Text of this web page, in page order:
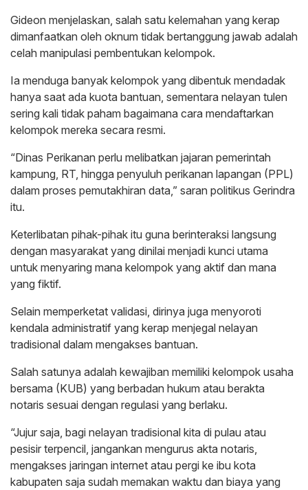
Gideon menjelaskan, salah satu kelemahan yang kerap
dimanfaatkan oleh oknum tidak bertanggung jawab adalah
celah manipulasi pembentukan kelompok.
Ia menduga banyak kelompok yang dibentuk mendadak
hanya saat ada kuota bantuan, sementara nelayan tulen
sering kali tidak paham bagaimana cara mendaftarkan
kelompok mereka secara resmi.
“Dinas Perikanan perlu melibatkan jajaran pemerintah
kampung, RT, hingga penyuluh perikanan lapangan (PPL)
dalam proses pemutakhiran data,” saran politikus Gerindra
itu.
Keterlibatan pihak-pihak itu guna berinteraksi langsung
dengan masyarakat yang dinilai menjadi kunci utama
untuk menyaring mana kelompok yang aktif dan mana
yang fiktif.
Selain memperketat validasi, dirinya juga menyoroti
kendala administratif yang kerap menjegal nelayan
tradisional dalam mengakses bantuan.
Salah satunya adalah kewajiban memiliki kelompok usaha
bersama (KUB) yang berbadan hukum atau berakta
notaris sesuai dengan regulasi yang berlaku.
“Jujur saja, bagi nelayan tradisional kita di pulau atau
pesisir terpencil, jangankan mengurus akta notaris,
mengakses jaringan internet atau pergi ke ibu kota
kabupaten saja sudah memakan waktu dan biaya yang